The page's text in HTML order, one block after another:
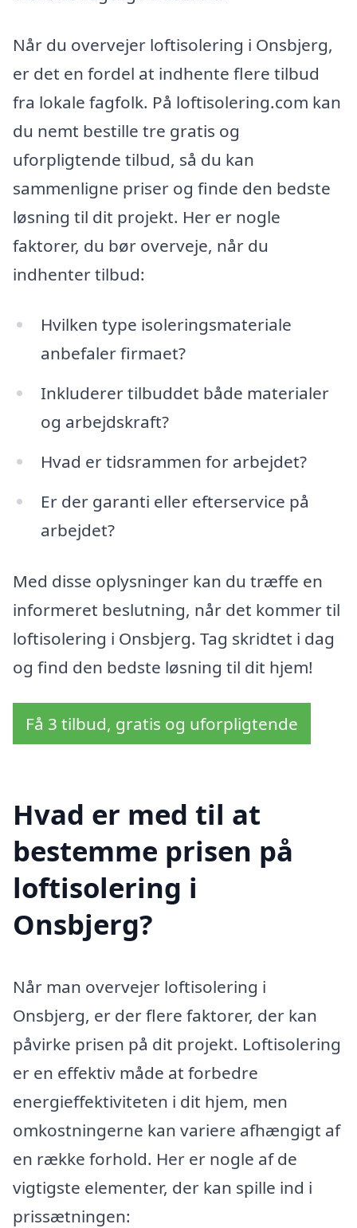
Når du overvejer loftisolering i Onsbjerg,
er det en fordel at indhente flere tilbud
fra lokale fagfolk. På loftisolering.com kan
du nemt bestille tre gratis og
uforpligtende tilbud, så du kan
sammenligne priser og finde den bedste
løsning til dit projekt. Her er nogle
faktorer, du bør overveje, når du
indhenter tilbud:
Hvilken type isoleringsmateriale
anbefaler firmaet?
Inkluderer tilbuddet både materialer
og arbejdskraft?
Hvad er tidsrammen for arbejdet?
Er der garanti eller efterservice på
arbejdet?
Med disse oplysninger kan du træffe en
informeret beslutning, når det kommer til
loftisolering i Onsbjerg. Tag skridtet i dag
og find den bedste løsning til dit hjem!
Få 3 tilbud, gratis og uforpligtende
Hvad er med til at
bestemme prisen på
loftisolering i
Onsbjerg?
Når man overvejer loftisolering i
Onsbjerg, er der flere faktorer, der kan
påvirke prisen på dit projekt. Loftisolering
er en effektiv måde at forbedre
energieffektiviteten i dit hjem, men
omkostningerne kan variere afhængigt af
en række forhold. Her er nogle af de
vigtigste elementer, der kan spille ind i
prissætningen: